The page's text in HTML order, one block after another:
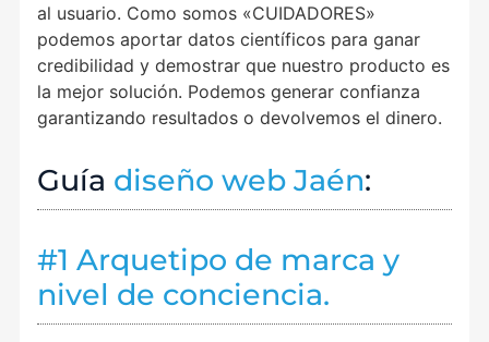
al usuario. Como somos «CUIDADORES»
podemos aportar datos científicos para ganar
credibilidad y demostrar que nuestro producto es
la mejor solución. Podemos generar confianza
garantizando resultados o devolvemos el dinero.
Guía diseño web Jaén:
#1 Arquetipo de marca y
nivel de conciencia.